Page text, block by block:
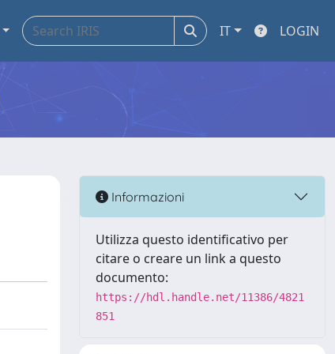
IT LOGIN
Informazioni
Utilizza questo identificativo per
citare o creare un link a questo
documento:
https://hdl.handle.net/11386/4821
851